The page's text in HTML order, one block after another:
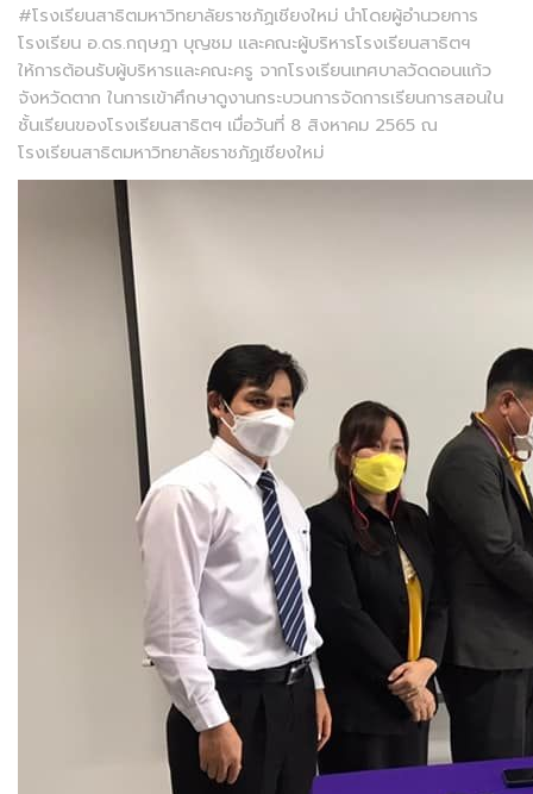
#โรงเรียนสาธิตมหาวิทยาลัยราชภัฏเชียงใหม่ นำโดยผู้อำนวยการ
โรงเรียน อ.ดร.กฤษฎา บุญชม และคณะผู้บริหารโรงเรียนสาธิตฯ
ให้การต้อนรับผู้บริหารและคณะครู จากโรงเรียนเทศบาลวัดดอนแก้ว
จังหวัดตาก ในการเข้าศึกษาดูงานกระบวนการจัดการเรียนการสอนใน
ชั้นเรียนของโรงเรียนสาธิตฯ เมื่อวันที่ 8 สิงหาคม 2565 ณ
โรงเรียนสาธิตมหาวิทยาลัยราชภัฏเชียงใหม่